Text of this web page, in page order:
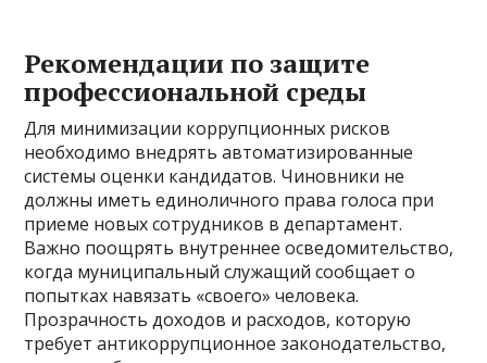
Рекомендации по защите
профессиональной среды
Для минимизации коррупционных рисков
необходимо внедрять автоматизированные
системы оценки кандидатов. Чиновники не
должны иметь единоличного права голоса при
приеме новых сотрудников в департамент.
Важно поощрять внутреннее осведомительство,
когда муниципальный служащий сообщает о
попытках навязать «своего» человека.
Прозрачность доходов и расходов, которую
требует антикоррупционное законодательство,